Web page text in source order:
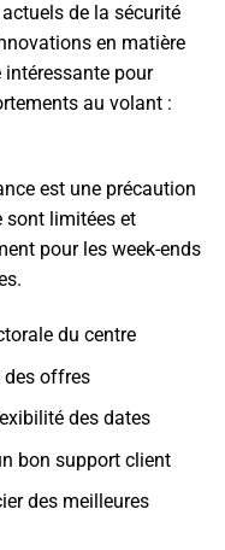
de la sécurité
en matière
pour
au volant :
est une précaution
sont limitées et
pour les week-ends
du centre
des offres
des dates
bon support client
des meilleures